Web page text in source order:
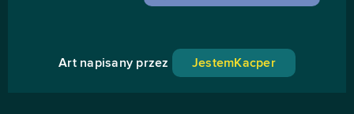
Art napisany przez JestemKacper